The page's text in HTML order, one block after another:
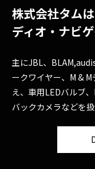
株式会社タム
ディオ・ナビ
主にJBL、
ークワイヤー、 M &
え、車用LEDバルブ、
バックカメラなどを